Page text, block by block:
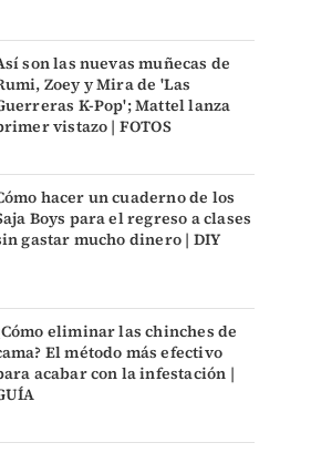
son las nuevas muñecas de
Zoey y Mira de 'Las
K-Pop'; Mattel lanza
vistazo | FOTOS
hacer un cuaderno de los
Boys para el regreso a clases
gastar mucho dinero | DIY
eliminar las chinches de
El método más efectivo
acabar con la infestación |